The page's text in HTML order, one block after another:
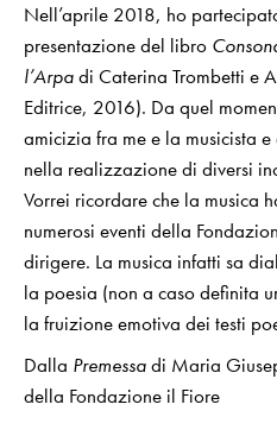
Nell’aprile 2018, ho
presentazione del libro
l’Arpadi Caterina Trombetti e
Editrice, 2016). Da quel
amicizia fra me e la musicista
nella realizzazione di diversi
Vorrei ricordare che la musica
numerosi eventi della
dirigere. La musica infatti sa
la poesia (non a caso definita
la fruizione emotiva dei testi
Dalla Premessadi Maria
della Fondazione il Fiore